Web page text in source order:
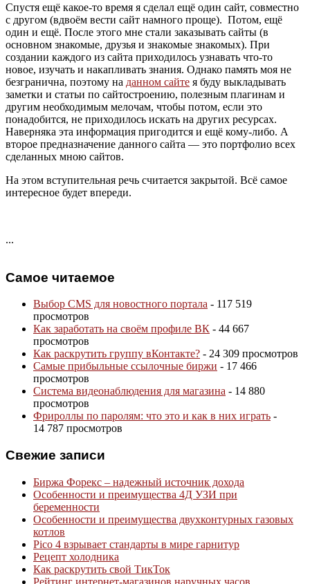
Спустя ещё какое-то время я сделал ещё один сайт, совместно
с другом (вдвоём вести сайт намного проще). Потом, ещё
один и ещё. После этого мне стали заказывать сайты (в
основном знакомые, друзья и знакомые знакомых). При
создании каждого из сайта приходилось узнавать что-то
новое, изучать и накапливать знания. Однако память моя не
безгранична, поэтому на данном сайте я буду выкладывать
заметки и статьи по сайтостроению, полезным плагинам и
другим необходимым мелочам, чтобы потом, если это
понадобится, не приходилось искать на других ресурсах.
Наверняка эта информация пригодится и ещё кому-либо. А
второе предназначение данного сайта — это портфолио всех
сделанных мною сайтов.
На этом вступительная речь считается закрытой. Всё самое
интересное будет впереди.
...
Самое читаемое
Выбор CMS для новостного портала - 117 519
просмотров
Как заработать на своём профиле ВК - 44 667
просмотров
Как раскрутить группу вКонтакте? - 24 309 просмотров
Самые прибыльные ссылочные биржи - 17 466
просмотров
Система видеонаблюдения для магазина - 14 880
просмотров
Фрироллы по паролям: что это и как в них играть -
14 787 просмотров
Свежие записи
Биржа Форекс – надежный источник дохода
Особенности и преимущества 4Д УЗИ при
беременности
Особенности и преимущества двухконтурных газовых
котлов
Pico 4 взрывает стандарты в мире гарнитур
Рецепт холодника
Как раскрутить свой ТикТок
Рейтинг интернет-магазинов наручных часов